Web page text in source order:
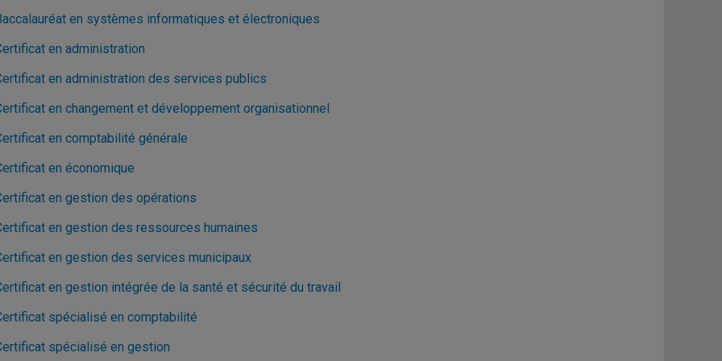
en systèmes informatiques et électroniques
en administration
en administration des services publics
en changement et développement organisationnel
en comptabilité générale
en économique
en gestion des opérations
en gestion des ressources humaines
en gestion des services municipaux
en gestion intégrée de la santé et sécurité du travail
spécialisé en comptabilité
spécialisé en gestion